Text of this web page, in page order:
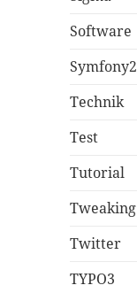
Software
Symfony2
Technik
Test
Tutorial
Tweaking
Twitter
TYPO3